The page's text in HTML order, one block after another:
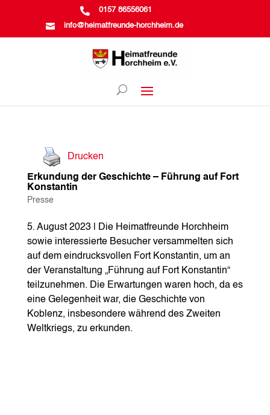
 0157 86556061
 info@heimatfreunde-horchheim.de
Drucken
Erkundung der Geschichte – Führung auf Fort
Konstantin
Presse
5. August 2023 | Die Heimatfreunde Horchheim
sowie interessierte Besucher versammelten sich
auf dem eindrucksvollen Fort Konstantin, um an
der Veranstaltung „Führung auf Fort Konstantin“
teilzunehmen. Die Erwartungen waren hoch, da es
eine Gelegenheit war, die Geschichte von
Koblenz, insbesondere während des Zweiten
Weltkriegs, zu erkunden.